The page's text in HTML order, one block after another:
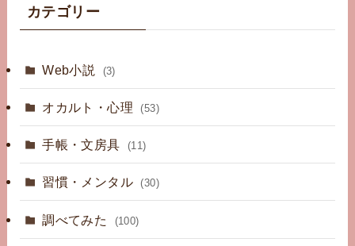
カテゴリー
Web小説 (3)
オカルト・心理 (53)
手帳・文房具 (11)
習慣・メンタル (30)
調べてみた (100)